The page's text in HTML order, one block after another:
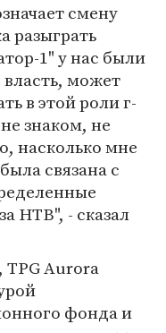
смену
разыграть
1" у нас были
может
в этой роли г-
знаком, не
насколько мне
связана с
НТВ", - сказал
TPG Aurora
фонда и